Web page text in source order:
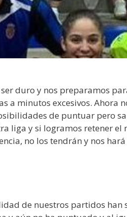
duro y nos preparamos
minutos excesivos. Ahora
de puntuar pero
liga y si logramos retener
no los tendrán y nos
de nuestros partidos han